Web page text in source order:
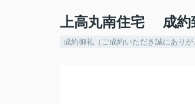
上高丸南住宅 成約
成約御礼（ご成約いただき誠にありが